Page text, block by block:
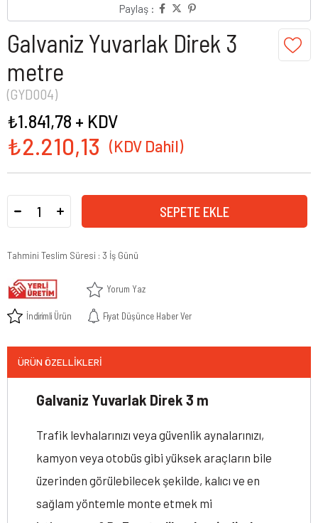
Paylaş :
Galvaniz Yuvarlak Direk 3
metre
(GYD004)
₺2.210,13
₺1.841,78 + KDV
Tahmini Teslim Süresi : 3 İş Günü
Yorum Yaz
İndirimli Ürün Fiyat Düşünce Haber Ver
ÜRÜN ÖZELLIKLERI
Galvaniz Yuvarlak Direk 3 m
Trafik levhalarınızı veya güvenlik aynalarınızı,
kamyon veya otobüs gibi yüksek araçların bile
üzerinden görülebilecek şekilde, kalıcı ve en
sağlam yöntemle monte etmek mi